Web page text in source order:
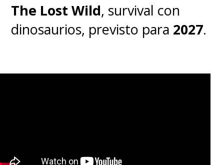
The Lost Wild, survival con
dinosaurios, previsto para 2027.